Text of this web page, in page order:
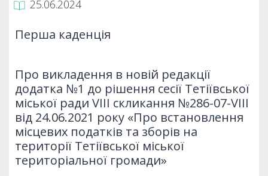
25.06.2024
Перша каденція
Про викладення в новій редакції
додатка №1 до рішення сесії Тетіївської
міської ради VIII скликання №286-07-VIII
від 24.06.2021 року «Про встановлення
місцевих податків та зборів на
території Тетіївської міської
територіальної громади»